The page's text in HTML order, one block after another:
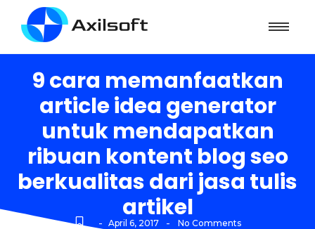
9 cara memanfaatkan
article idea generator
untuk mendapatkan
ribuan kontent blog seo
berkualitas dari jasa tulis
artikel
- April 6, 2017 - No Comments